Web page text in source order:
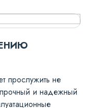
прослужить не
и надежный